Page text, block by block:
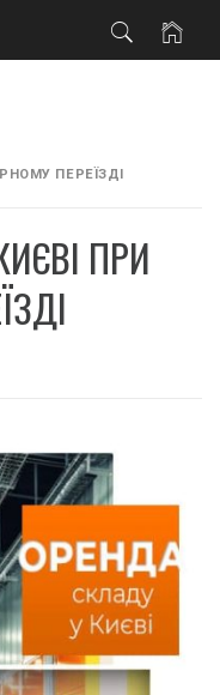
ПЕРЕЇЗДІ
ПРИ